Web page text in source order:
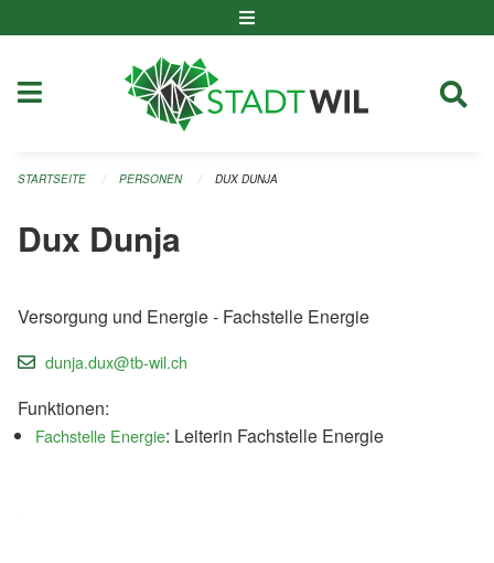
STARTSEITE PERSONEN DUX DUNJA
Dux Dunja
Versorgung und Energie - Fachstelle Energie
dunja.dux@tb-wil.ch
Funktionen:
Fachstelle Energie: Leiterin Fachstelle Energie